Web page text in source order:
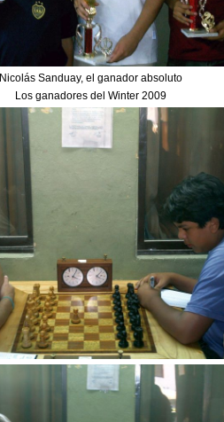
Nicolás Sanduay, el ganador absoluto
Los ganadores del Winter 2009